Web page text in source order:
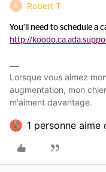
R Robert T
You’ll need to schedule a
http://
Lorsque vous aimez
augmentation, mon
m'aiment davantage.
1 personne aime